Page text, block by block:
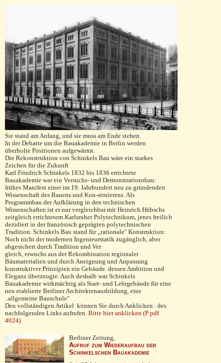
Sie stand am Anfang, und sie muss am Ende stehen.
In der Debatte um die Bauakademie in Berlin werden
überholte Positionen aufgewärmt.
Die Rekonstruktion von Schinkels Bau wäre ein starkes
Zeichen für die Zukunft
Karl Friedrich Schinkels 1832 bis 1836 errichtete
Bauakademie war ein Versuchs- und Demon­strationsbau:
frühes Manifest einer im 19. Jahrhundert neu zu gründen­den
Wissenschaft des Bauens und Kon-struierens. Als
Programmbau der Aufklä­rung in den technischen
Wissenschaften ist er nur vergleichbar mit Heinrich Hübschs
zeitgleich errichtetem Karlsruher Polytechnikum, jenes freilich
dezidiert in der französisch geprägten polytechni­schen
Tradition. Schinkels Bau stand für „rationale" Konstruktion:
Noch nicht der modernen Ingenieurstatik zugänglich, aber
abgesichert durch Tradition und Ver­
gleich, erwuchs aus der Rekombination regionaler
Bäumaterialien und durch An­eignung und Anpassung
konstruktiver Prinzipien ein Gebäude. dessen Ambition und
Eleganz überzeugte. Auch deshalb war Schinkels
Bauakademie wirkmächtig als Start- und Lehrgebäude für eine
neu etablierte Berliner Architektenausbildung, eine
..allgemeine Bauschule"
Den vollständigen Artikel können Sie durch Anklicken . des
nachfolgenden Links aufrufen. Bitte hier anklicken (P pdf
4024)
Berliner Zeitung,
Aufruf zum Wiederaufbau der
Schinkelschen Bauakademie